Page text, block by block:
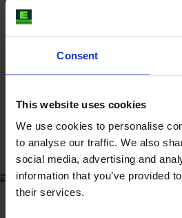
Consent
This website uses cookies
We use cookies to personalise
to analyse our traffic. We also
social media, advertising and
information that you’ve provided
their services.
været med lige siden. I dag har
på en sikker måde. Vi
mere end 850
SmartTrade-appen for sælgere
landbrugsmaskiner.